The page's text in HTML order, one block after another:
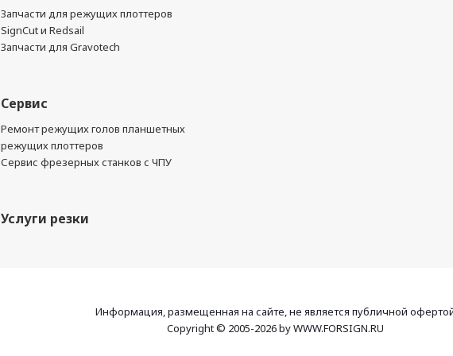
Запчасти для режущих плоттеров
SignCut и Redsail
Запчасти для Gravotech
Сервис
Ремонт режущих голов планшетных
режущих плоттеров
Сервис фрезерных станков с ЧПУ
Услуги резки
Информация, размещенная на сайте, не является публичной
Copyright © 2005-2026 by WWW.FORSIGN.RU